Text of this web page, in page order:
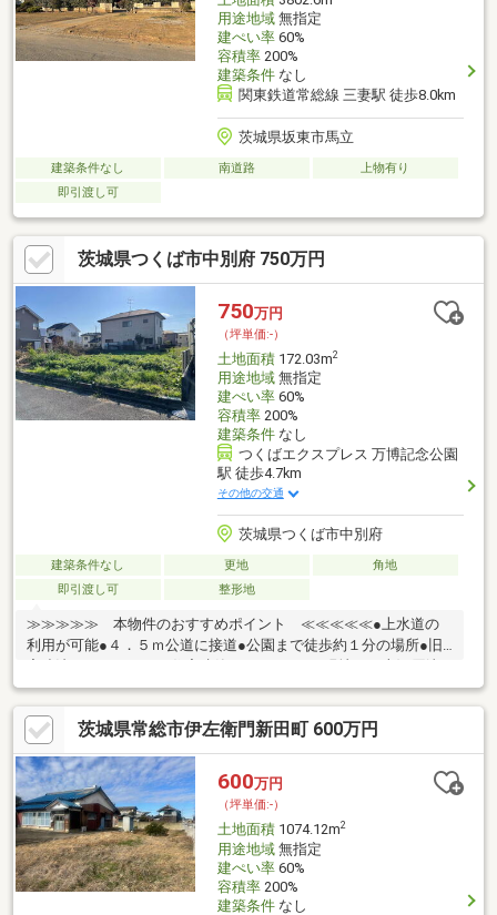
用途地域無指定
建ぺい率60%
容積率200%
建築条件なし
関東鉄道常総線 三妻駅 徒歩8.0km
茨城県坂東市馬立
建築条件なし 南道路
上物有り
即引渡し可
茨城県つくば市中別府 750万円
750万円
（坪単価:-）
土地面積172.03m2
用途地域無指定
建ぺい率60%
容積率200%
建築条件なし
つくばエクスプレス 万博記念公園
駅 徒歩4.7km
その他の交通
茨城県つくば市中別府
建築条件なし 更地
角地
即引渡し可
整形地
≫≫≫≫≫ 本物件のおすすめポイント ≪≪≪≪≪●上水道の
利用が可能●４．５ｍ公道に接道●公園まで徒歩約１分の場所●旧
の区画整理地まで約１．７ｋｍと便利なエリア●ホームセンター
（パワーコメリ）まで約２ｋｍ●建築条件はありません！！お好
きなハウスメーカーでどうぞ。
茨城県常総市伊左衛門新田町 600万円
600万円
（坪単価:-）
土地面積1074.12m2
用途地域無指定
建ぺい率60%
容積率200%
建築条件なし